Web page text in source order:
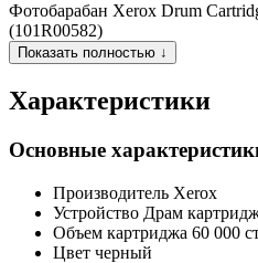
Фотобарабан Xerox Drum
(101R00582)
Показать полностью ↓
Характеристики
Основные
Производитель Xerox
Устройство Драм
Объем картриджа 60 000
Цвет черный